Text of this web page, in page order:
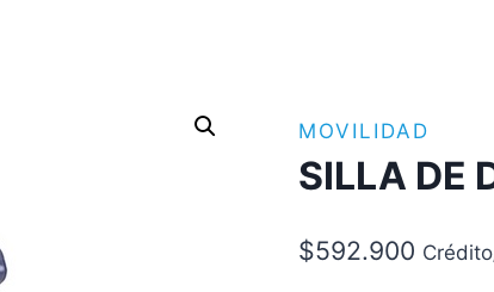
MOVILIDAD
SILLA DE
$592.900